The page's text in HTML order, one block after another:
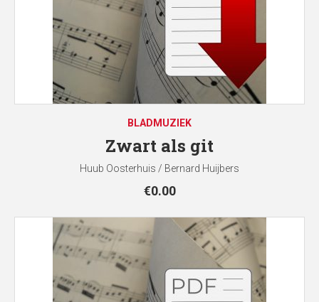
BLADMUZIEK
Zwart als git
Huub Oosterhuis / Bernard Huijbers
€0.00